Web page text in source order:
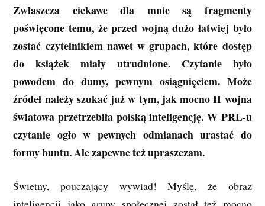
Zwłaszcza ciekawe dla mnie są fragmenty
poświęcone temu, że przed wojną dużo łatwiej było
zostać czytelnikiem nawet w grupach, które dostęp
do książek miały utrudnione. Czytanie było
powodem do dumy, pewnym osiągnięciem. Może
źródeł należy szukać już w tym, jak mocno II wojna
światowa przetrzebiła polską inteligencję. W PRL-u
czytanie ogło w pewnych odmianach urastać do
formy buntu. Ale zapewne też upraszczam.
Świetny, pouczający wywiad! Myślę, że obraz